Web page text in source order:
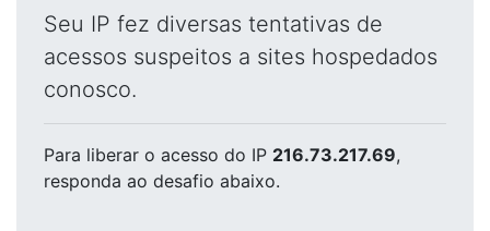
Seu IP fez diversas tentativas de
acessos suspeitos a sites hospedados
conosco.
Para liberar o acesso do IP 216.73.217.69,
responda ao desafio abaixo.